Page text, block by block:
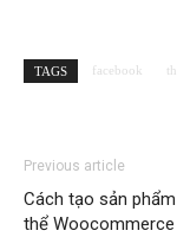
TAGS facebook
Previous article
Cách tạo sản
thể Woocommerce